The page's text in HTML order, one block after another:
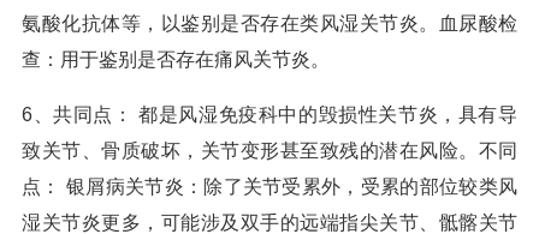
氨酸化抗体等，以鉴别是否存在类风湿关节炎。血尿酸检
查：用于鉴别是否存在痛风关节炎。
6、共同点： 都是风湿免疫科中的毁损性关节炎，具有导
致关节、骨质破坏，关节变形甚至致残的潜在风险。不同
点： 银屑病关节炎：除了关节受累外，受累的部位较类风
湿关节炎更多，可能涉及双手的远端指尖关节、骶髂关节